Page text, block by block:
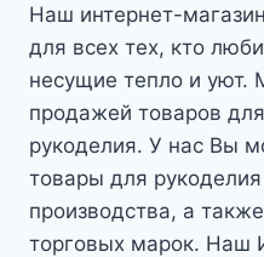
Наш интернет-
для всех тех, кто
несущие тепло и уют.
продажей товаров
рукоделия. У нас Вы
товары для
производства, а
торговых марок. Наш